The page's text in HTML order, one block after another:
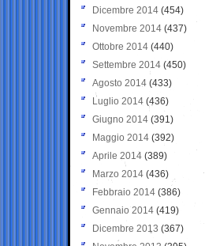
Dicembre 2014 (454)
Novembre 2014 (437)
Ottobre 2014 (440)
Settembre 2014 (450)
Agosto 2014 (433)
Luglio 2014 (436)
Giugno 2014 (391)
Maggio 2014 (392)
Aprile 2014 (389)
Marzo 2014 (436)
Febbraio 2014 (386)
Gennaio 2014 (419)
Dicembre 2013 (367)